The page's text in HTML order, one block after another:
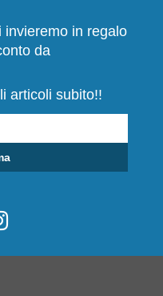
invieremo in regalo
da
articoli subito!!